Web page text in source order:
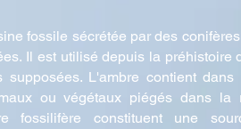
fossile sécrétée par des
Il est utilisé depuis la préhistoire
supposées. L'ambre contient
ou végétaux piégés dans
fossilifère constituent une